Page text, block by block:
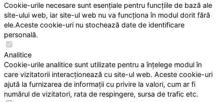
Cookie-urile necesare sunt esențiale pentru funcțiile de bază ale
site-ului web, iar site-ul web nu va funcționa în modul dorit fără
ele.Aceste cookie-uri nu stochează date de identificare
personală.
Analitice
Cookie-urile analitice sunt utilizate pentru a înțelege modul în
care vizitatorii interacționează cu site-ul web. Aceste cookie-uri
ajută la furnizarea de informații cu privire la valori, cum ar fi
numărul de vizitatori, rata de respingere, sursa de trafic etc.